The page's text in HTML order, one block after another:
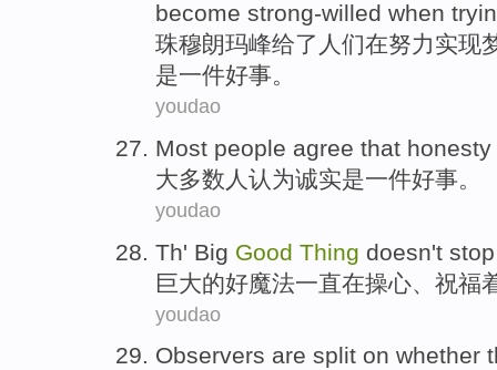
become strong-willed when
珠穆朗玛峰给了人们在努力实现
是一件好事。
youdao
Most people agree that honesty
大多数 人 认为诚实是一件好事。
youdao
Th' Big Good Thing doesn't
巨大的好魔法一直在操心 祝福
youdao
Observers are split on whether